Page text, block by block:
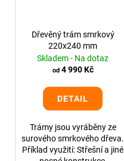
Dřevěný trám smrkový
220x240 mm
Skladem - Na dotaz
od4 990 Kč
DETAIL
Trámy jsou vyráběny ze
surového smrkového dřeva.
Příklad využití: Střešní a jiné